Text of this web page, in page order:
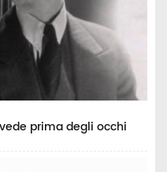
prima degli occhi